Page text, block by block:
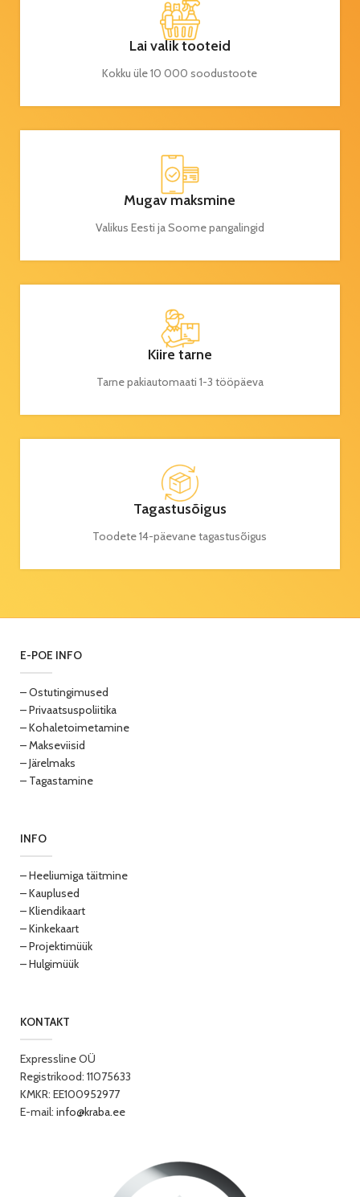
Lai valik tooteid
Kokku üle 10 000 soodustoote
Mugav maksmine
Valikus Eesti ja Soome pangalingid
Kiire tarne
Tarne pakiautomaati 1-3 tööpäeva
Tagastusõigus
Toodete 14-päevane tagastusõigus
E-POE INFO
– Ostutingimused
– Privaatsuspoliitika
– Kohaletoimetamine
– Makseviisid
– Järelmaks
– Tagastamine
INFO
– Heeliumiga täitmine
– Kauplused
– Kliendikaart
– Kinkekaart
– Projektimüük
– Hulgimüük
KONTAKT
Expressline OÜ
Registrikood: 11075633
KMKR: EE100952977
E-mail: info@kraba.ee